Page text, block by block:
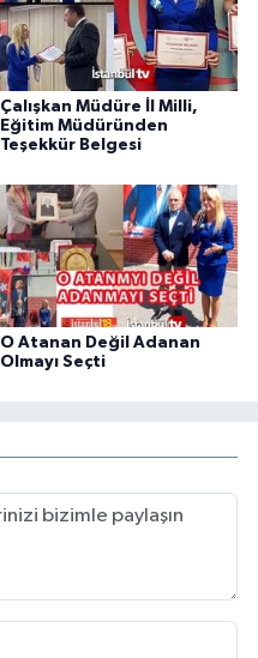
Çalışkan Müdüre İl Milli,
Eğitim Müdüründen
Teşekkür Belgesi
O Atanan Değil Adanan
Olmayı Seçti